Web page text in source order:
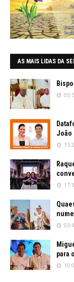
AS MAIS LIDAS DA
João
para